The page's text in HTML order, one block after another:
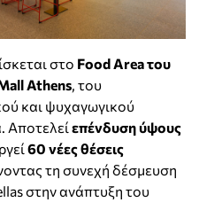
στο Food Area του
Athens, του
και ψυχαγωγικού
Αποτελεί επένδυση ύψους
60 νέες θέσεις
τη συνεχή δέσμευση
στην ανάπτυξη του